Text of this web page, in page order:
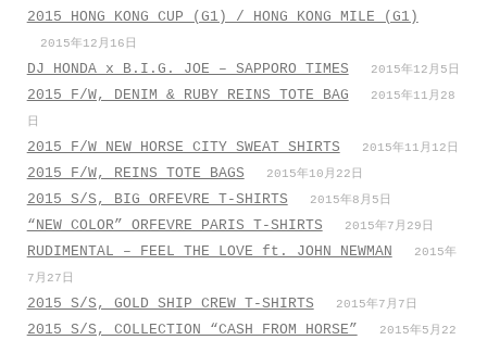
2015 HONG KONG CUP (G1) / HONG KONG MILE (G1)
2015年12月16日
DJ HONDA x B.I.G. JOE – SAPPORO TIMES 2015年12月5日
2015 F/W, DENIM & RUBY REINS TOTE BAG
2015年11月28
日
2015 F/W NEW HORSE CITY SWEAT SHIRTS 2015年11月12日
2015 F/W, REINS TOTE BAGS 2015年10月22日
2015 S/S, BIG ORFEVRE T-SHIRTS 2015年8月5日
“NEW COLOR” ORFEVRE PARIS T-SHIRTS 2015年7月29日
RUDIMENTAL – FEEL THE LOVE ft. JOHN NEWMAN
2015年
7月27日
2015 S/S, GOLD SHIP CREW T-SHIRTS 2015年7月7日
2015 S/S, COLLECTION “CASH FROM HORSE”
2015年5月22